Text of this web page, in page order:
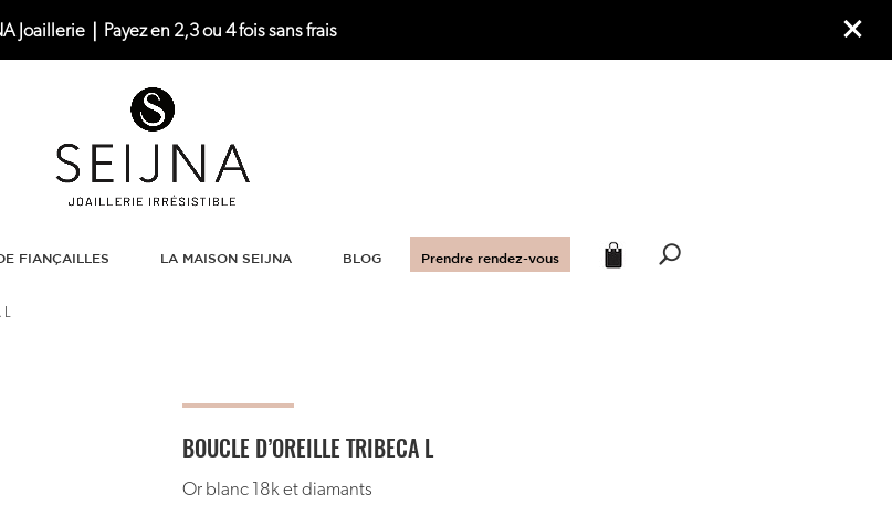
Joaillerie｜Payez en 2,3 ou 4 fois sans frais
FIANÇAILLES LA MAISON SEIJNA BLOG Prendre rendez-vous
BOUCLE D’OREILLE TRIBECA L
Or blanc 18k et diamants